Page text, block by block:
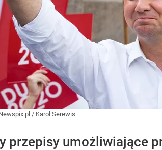
/ Karol Serewis
przepisy umożliwiające